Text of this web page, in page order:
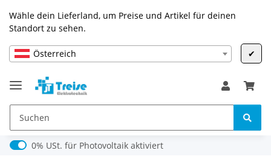
Wähle dein Lieferland, um Preise und Artikel für deinen
Standort zu sehen.
Österreich ✔
0% USt. für Photovoltaik (§ 12 Abs. 3 UStG)
0% USt. für Photovoltaik aktiviert